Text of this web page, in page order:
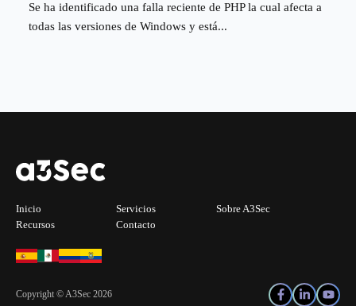
Se ha identificado una falla reciente de PHP la cual afecta a
todas las versiones de Windows y está...
Inicio Servicios
Sobre A3Sec
Recursos
Contacto
Copyright © A3Sec 2026